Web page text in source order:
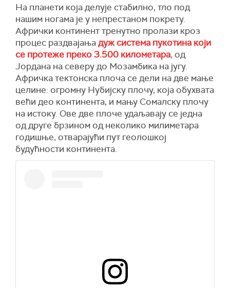
На планети која делује стабилно, тло под
нашим ногама је у непрестаном покрету.
Афрички континент тренутно пролази кроз
процес раздвајањадуж система пукотина који
се протеже преко 3.500 километара, од
Јордана на северу до Мозамбика на југу.
Афричка тектонска плоча се дели на две мање
целине: огромну Нубијску плочу, која обухвата
већи део континента, и мању Сомалску плочу
на истоку. Ове две плоче удаљавају се једна
од друге брзином од неколико милиметара
годишње, отварајући пут геолошкој
будућности континента.